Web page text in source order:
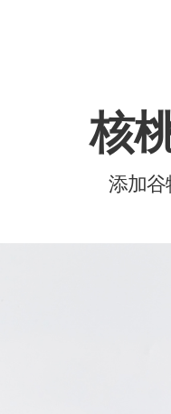
核
添加谷